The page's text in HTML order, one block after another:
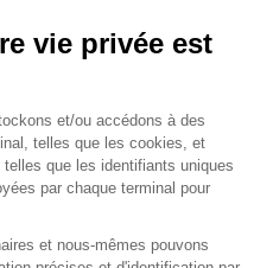
%
FedEex la semaine du
mondiaux en raison de
l’action a chuté à la suite des
sur une prochaine
vie privée est
et/ou accédons à des
telles que les cookies, et
que les identifiants uniques
par chaque terminal pour
et nous-mêmes pouvons